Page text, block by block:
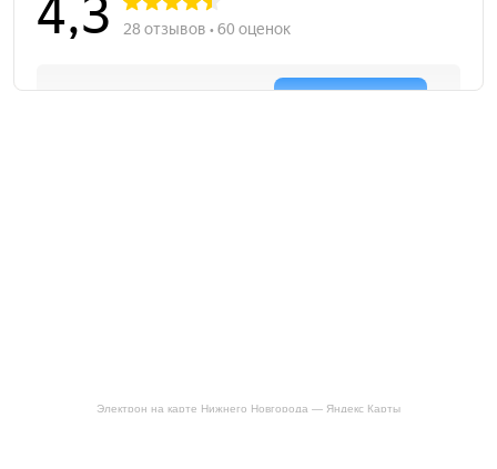
Электрон на карте Нижнего Новгорода — Яндекс Карты